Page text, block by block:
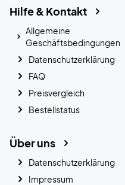
Hilfe & Kontakt
Allgemeine
Geschäftsbedingungen
Datenschutzerklärung
FAQ
Preisvergleich
Bestellstatus
Über uns
Datenschutzerklärung
Impressum